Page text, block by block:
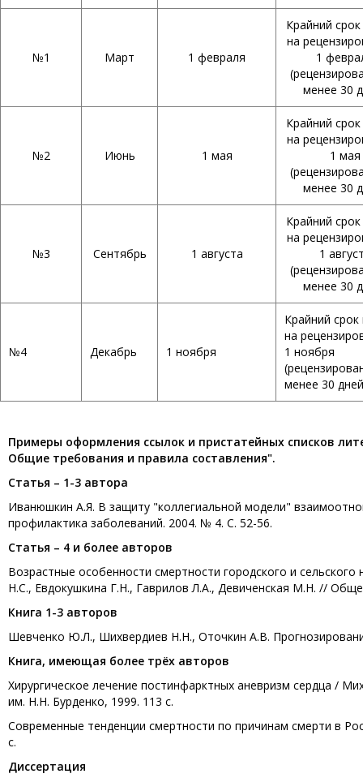
№1 Март 1 февраля
Крайний
на
1
менее 30
№2 Июнь 1 мая
Крайний
на
1 мая
менее 30
№3 Сентябрь 1 августа
Крайний
на
1
менее 30
№4 Декабрь 1 ноября
Крайний
на
1 ноября
менее 30
Примеры оформления ссылок и пристатейных списков
Общие требования и правила составления".
Статья – 1-3 автора
Иванюшкин А.Я. В защиту "коллегиальной модели"
профилактика заболеваний. 2004. № 4. С. 52-56.
Статья – 4 и более авторов
Возрастные особенности смертности городского и
Н.С., Евдокушкина Г.Н., Гаврилов Л.А., Девиченская М.Н. //
Книга 1-3 авторов
Шевченко Ю.Л., Шихвердиев Н.Н., Оточкин А.В.
Книга, имеющая более трёх авторов
Хирургическое лечение постинфарктных аневризм сердца
им. Н.Н. Бурденко, 1999. 113 с.
Современные тенденции смертности по причинам смерти в
с.
Диссертация